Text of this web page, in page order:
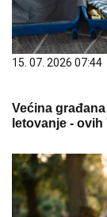
15. 07. 2026 07:44
Većina
letovanje -